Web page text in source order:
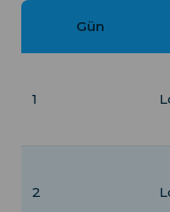
Gün
1
2